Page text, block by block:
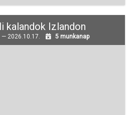
kalandok Izlandon
2026.10.17. 5 munkanap